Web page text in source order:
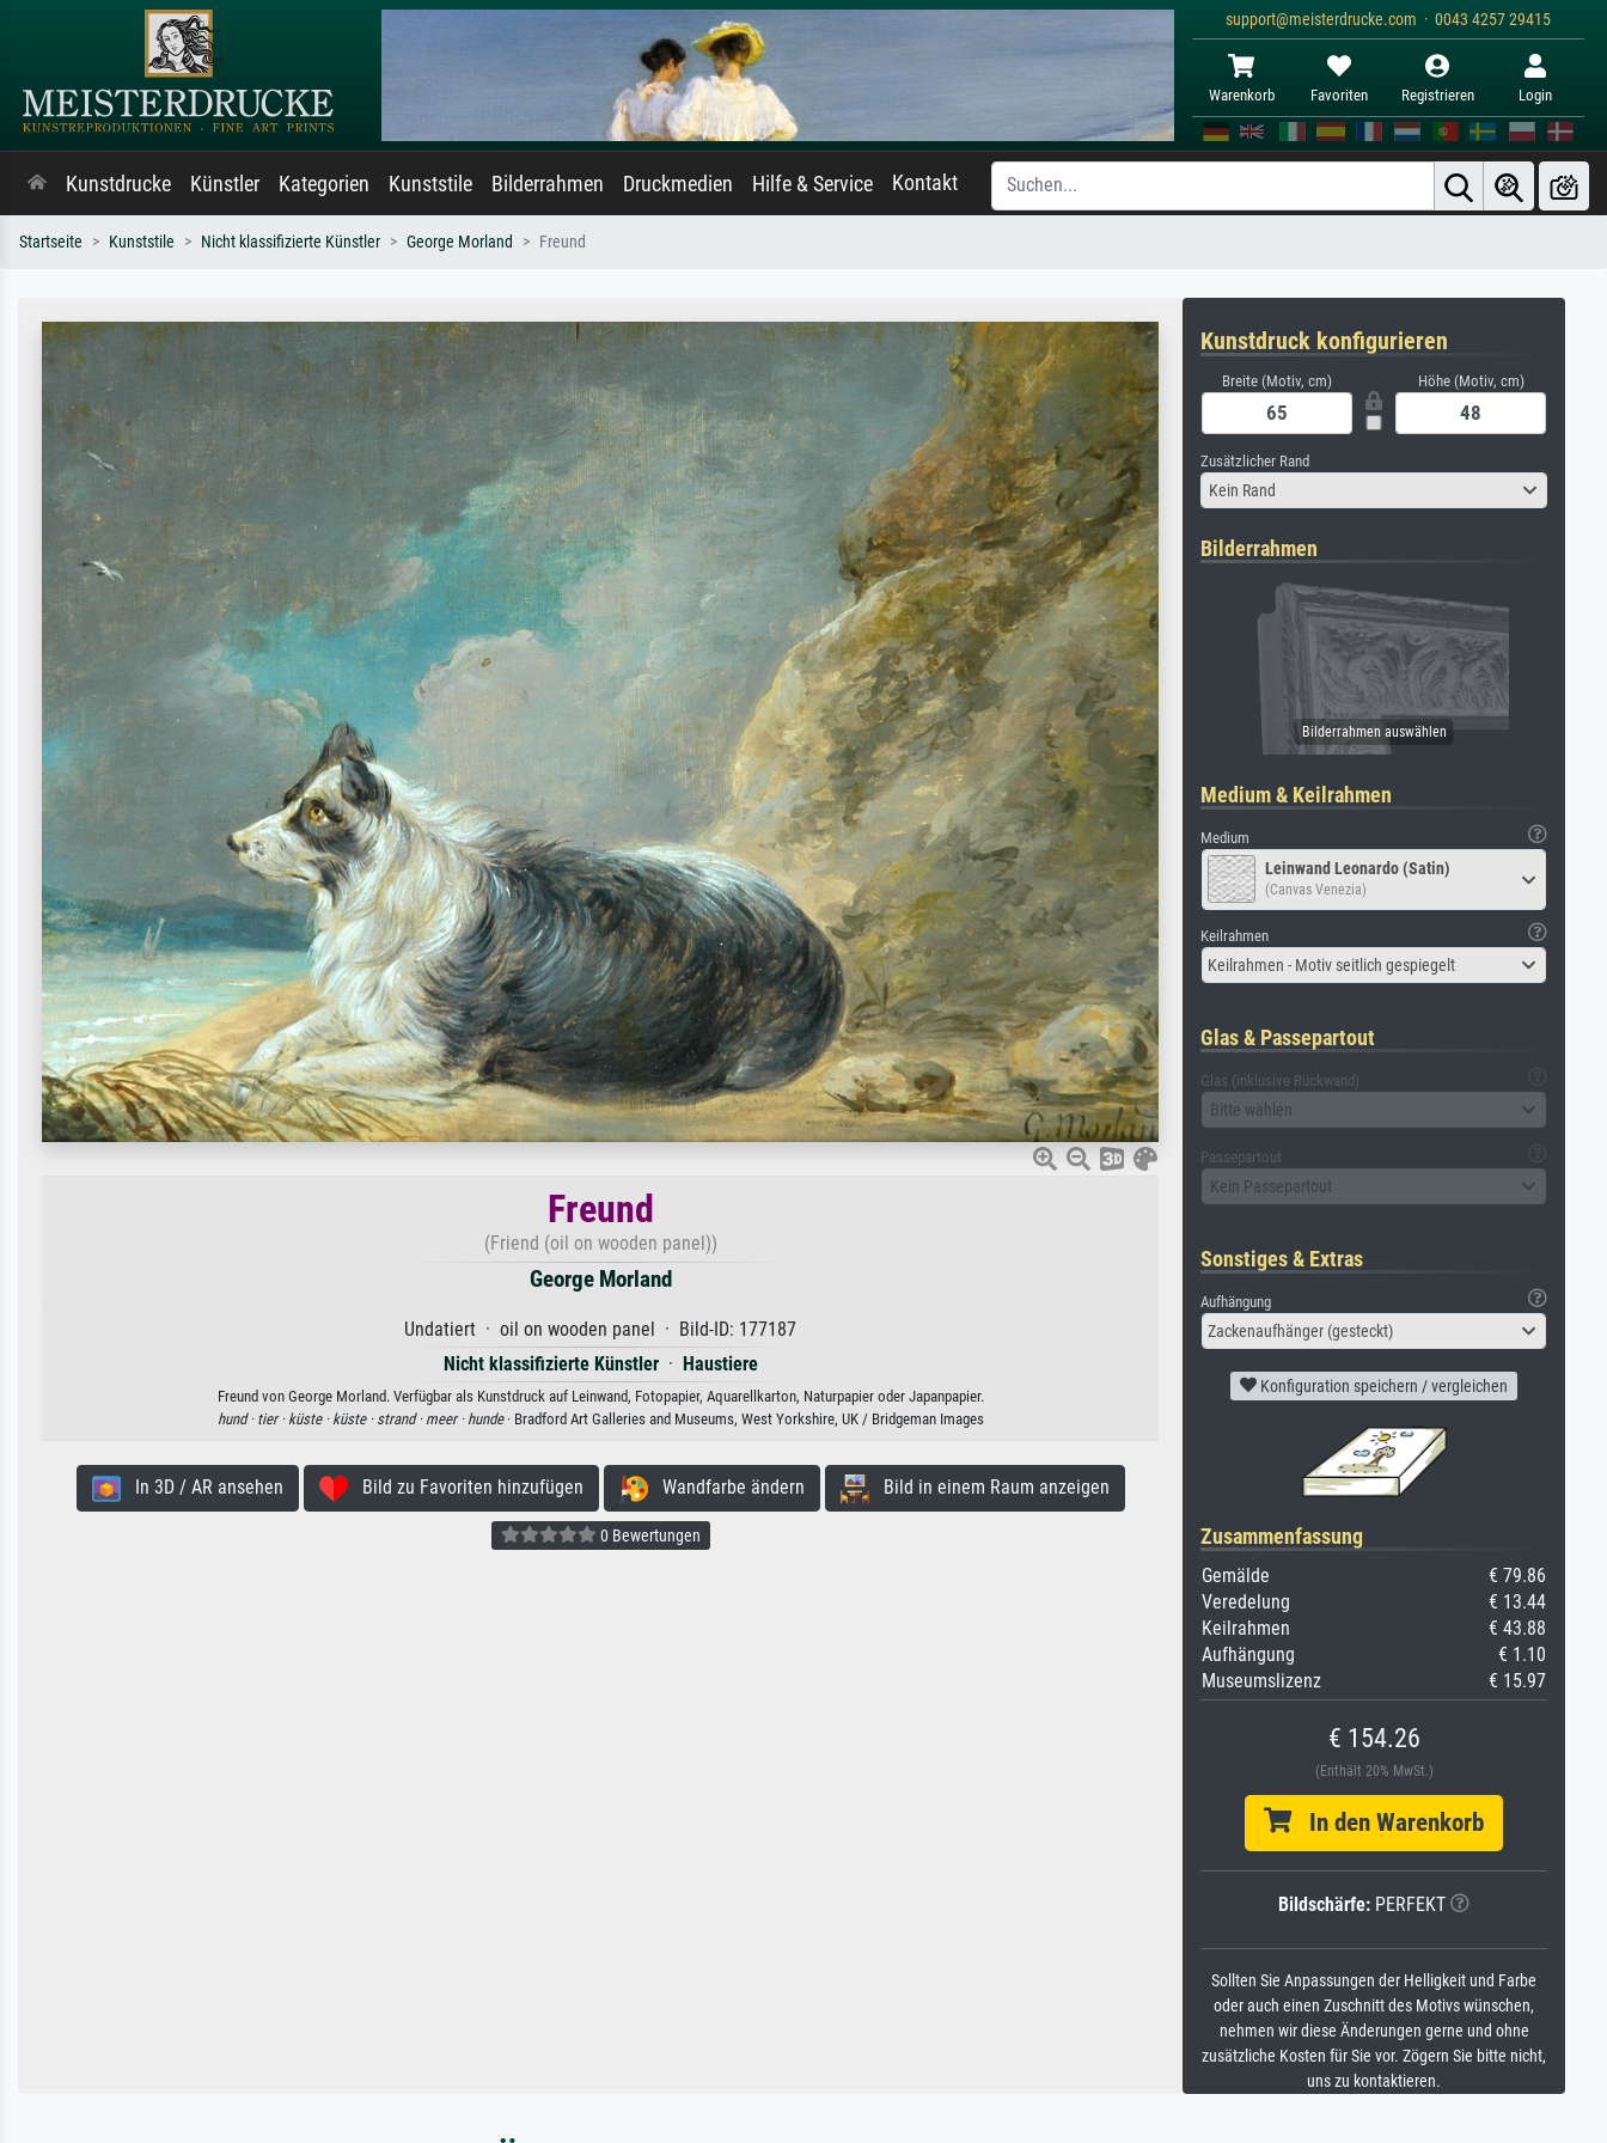
support@meisterdrucke.com · 0043 4257 29415
Warenkorb Favoriten Registrieren Login
Kunstdrucke Künstler Kategorien Kunststile Bilderrahmen Druckmedien Hilfe & Service Kontakt
Startseite Kunststile Nicht klassifizierte Künstler George Morland Freund
Freund
(Friend (oil on wooden panel))
George Morland
Undatiert · oil on wooden panel · Bild-ID: 177187
Nicht klassifizierte Künstler· Haustiere
Freund von George Morland. Verfügbar als Kunstdruck auf Leinwand, Fotopapier, Aquarellkarton, Naturpapier oder Japanpapier.
hund · tier · küste · küste · strand · meer · hunde· Bradford Art Galleries and Museums, West Yorkshire, UK / Bridgeman Images
In 3D / AR ansehen Bild zu Favoriten hinzufügen Wandfarbe ändern Bild in einem Raum anzeigen
0 Bewertungen
Kunstdruck konfigurieren
Breite (Motiv, cm) Höhe (Motiv, cm)
Zusätzlicher Rand
Kein Rand
Bilderrahmen
Medium & Keilrahmen
Medium
Leinwand Leonardo (Satin)
(Canvas Venezia)
Keilrahmen
Keilrahmen - Motiv seitlich gespiegelt
Glas & Passepartout
Glas (inklusive Rückwand)
Bitte wählen
Passepartout
Kein Passepartout
Sonstiges & Extras
Aufhängung
Zackenaufhänger (gesteckt)
Konfiguration speichern / vergleichen
Zusammenfassung
Gemälde
€ 79.86
Veredelung
€ 13.44
Keilrahmen
€ 43.88
Aufhängung
€ 1.10
Museumslizenz
€ 15.97
€ 154.26
(Enthält 20% MwSt.)
In den Warenkorb
Bildschärfe: PERFEKT
Sollten Sie Anpassungen der Helligkeit und Farbe
oder auch einen Zuschnitt des Motivs wünschen,
nehmen wir diese Änderungen gerne und ohne
zusätzliche Kosten für Sie vor. Zögern Sie bitte nicht,
uns zu kontaktieren.